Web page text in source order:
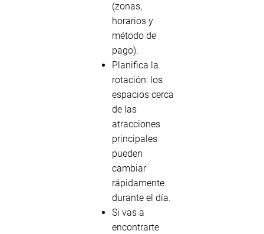
(zonas,
horarios y
método de
pago).
Planifica la
rotación: los
espacios cerca
de las
atracciones
principales
pueden
cambiar
rápidamente
durante el día.
Si vas a
encontrarte